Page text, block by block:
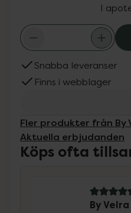
I
Snabba leveranser
Finns i webblager
Fler produkter från By
Aktuella erbjudanden
Köps ofta
4.7 av 5
By